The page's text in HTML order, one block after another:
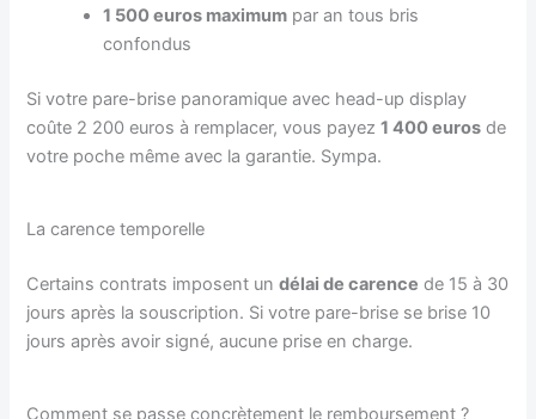
1 500 euros maximum par an tous bris
confondus
Si votre pare-brise panoramique avec head-up display
coûte 2 200 euros à remplacer, vous payez1 400 euros de
votre poche même avec la garantie. Sympa.
La carence temporelle
Certains contrats imposent undélai de carence de 15 à 30
jours après la souscription. Si votre pare-brise se brise 10
jours après avoir signé, aucune prise en charge.
Comment se passe concrètement le remboursement ?